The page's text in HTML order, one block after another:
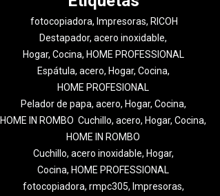
fotocopiadora, Impresoras, RICOH
Destapador, acero inoxidable,
Hogar, Cocina, HOME PROFESSIONAL
Espátula, acero, Hogar, Cocina,
HOME PROFESIONAL
Pelador de papa, acero, Hogar, Cocina,
HOME IN ROMBO Cuchillo, acero, Hogar, Cocina,
HOME IN ROMBO
Cuchillo, acero inoxidable, Hogar,
Cocina, HOME PROFESSIONAL
fotocopiadora, rmpc305, Impresoras,